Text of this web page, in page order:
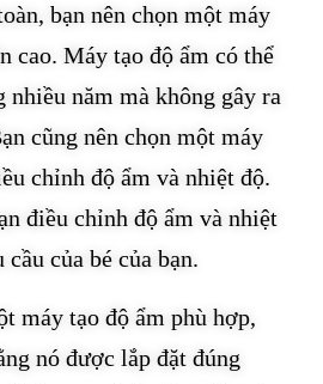
bạn nên chọn một máy
cao. Máy tạo độ ẩm có thể
nhiều năm mà không gây ra
cũng nên chọn một máy
chỉnh độ ẩm và nhiệt độ.
điều chỉnh độ ẩm và nhiệt
của bé của bạn.
máy tạo độ ẩm phù hợp,
nó được lắp đặt đúng